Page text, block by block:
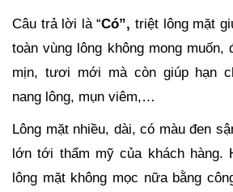
Câu trả lời là “Có”, triệt lông mặt
toàn vùng lông không mong muốn,
mịn, tươi mới mà còn giúp hạn
nang lông, mụn viêm,…
Lông mặt nhiều, dài, có màu đen
lớn tới thẩm mỹ của khách hàng.
lông mặt không mọc nữa bằng